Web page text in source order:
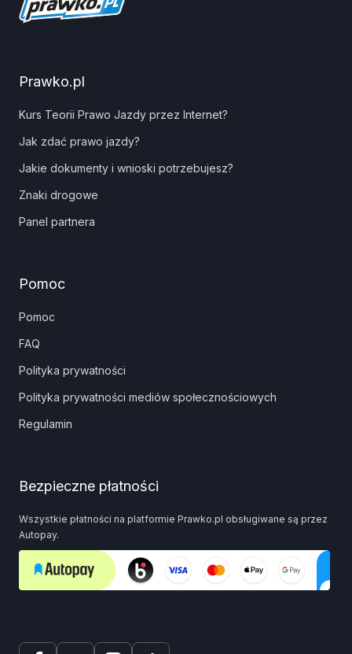
Prawko.pl
Kurs Teorii Prawo Jazdy przez Internet?
Jak zdać prawo jazdy?
Jakie dokumenty i wnioski potrzebujesz?
Znaki drogowe
Panel partnera
Pomoc
Pomoc
FAQ
Polityka prywatności
Polityka prywatności mediów społecznościowych
Regulamin
Bezpieczne płatności
Wszystkie płatności na platformie Prawko.pl obsługiwane są przez
Autopay.